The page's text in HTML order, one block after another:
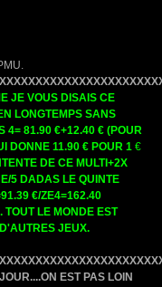
JE VOUS DISAIS CE
LONGTEMPS SANS
4= 81.90 €+12.40 € (POUR
DONNE 11.90 € POUR 1 €
DE CE MULTI+2X
5 DADAS LE QUINTE
€/ZE4=162.40
LE MONDE EST
JEUX.
EST PAS LOIN